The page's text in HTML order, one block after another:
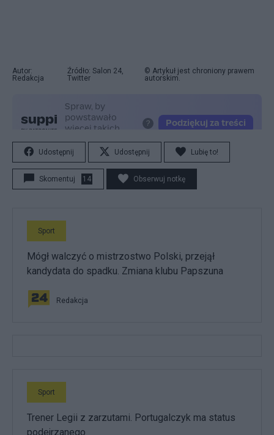
Autor:
Redakcja
Źródło: Salon 24,
Twitter
© Artykuł jest chroniony prawem
autorskim.
Udostępnij Udostępnij Lubię to!
Skomentuj 14 Obserwuj notkę
Sport
Mógł walczyć o mistrzostwo Polski, przejął
kandydata do spadku. Zmiana klubu Papszuna
Redakcja
Sport
Trener Legii z zarzutami. Portugalczyk ma status
podejrzanego